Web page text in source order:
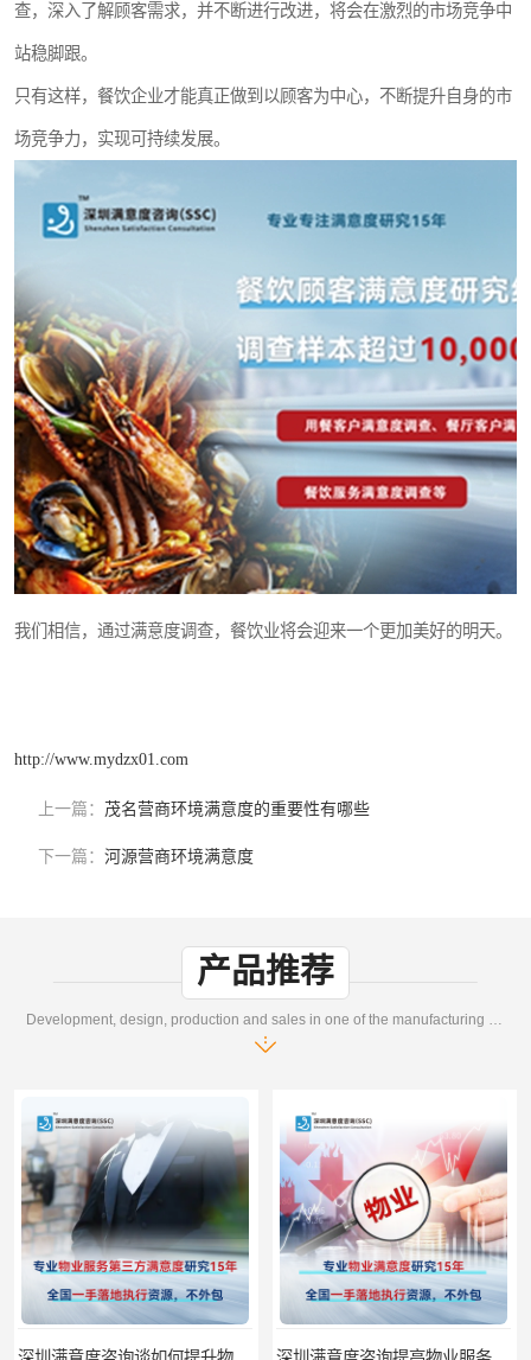
查，深入了解顾客需求，并不断进行改进，将会在激烈的市场竞争中
站稳脚跟。
只有这样，餐饮企业才能真正做到以顾客为中心，不断提升自身的市
场竞争力，实现可持续发展。
我们相信，通过满意度调查，餐饮业将会迎来一个更加美好的明天。
http://www.mydzx01.com
上一篇： 茂名营商环境满意度的重要性有哪些
下一篇： 河源营商环境满意度
产品推荐
Development, design, production and sales in one of the manufacturing enterprises